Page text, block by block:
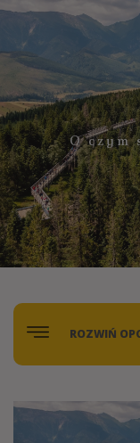
O czym
ROZWIŃ